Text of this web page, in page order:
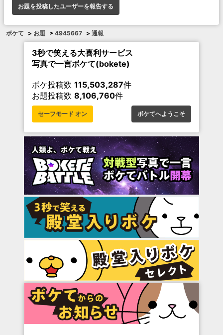
お題を投稿したユーザーを報告する
ボケて > お題 > 4945667 > 通報
3秒で笑える大喜利サービス
写真で一言ボケて(bokete)
ボケ投稿数 115,503,287件
お題投稿数 8,106,760件
セーフモード オン ボケてへようこそ